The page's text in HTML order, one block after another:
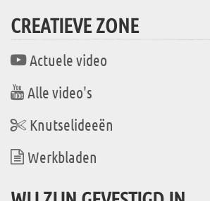
CREATIEVE ZONE
Actuele video
Alle video's
Knutselideeën
Werkbladen